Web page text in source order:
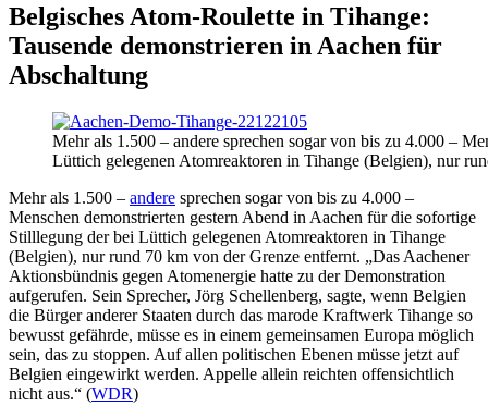
Belgisches Atom-Roulette in Tihange:
Tausende demonstrieren in Aachen für
Abschaltung
Mehr als 1.500 – andere sprechen sogar von bis zu 4.000 –
Lüttich gelegenen Atomreaktoren in Tihange (Belgien), nur
Mehr als 1.500 – andere sprechen sogar von bis zu 4.000 –
Menschen demonstrierten gestern Abend in Aachen für die sofortige
Stilllegung der bei Lüttich gelegenen Atomreaktoren in Tihange
(Belgien), nur rund 70 km von der Grenze entfernt. „Das Aachener
Aktionsbündnis gegen Atomenergie hatte zu der Demonstration
aufgerufen. Sein Sprecher, Jörg Schellenberg, sagte, wenn Belgien
die Bürger anderer Staaten durch das marode Kraftwerk Tihange so
bewusst gefährde, müsse es in einem gemeinsamen Europa möglich
sein, das zu stoppen. Auf allen politischen Ebenen müsse jetzt auf
Belgien eingewirkt werden. Appelle allein reichten offensichtlich
nicht aus.“ (WDR)